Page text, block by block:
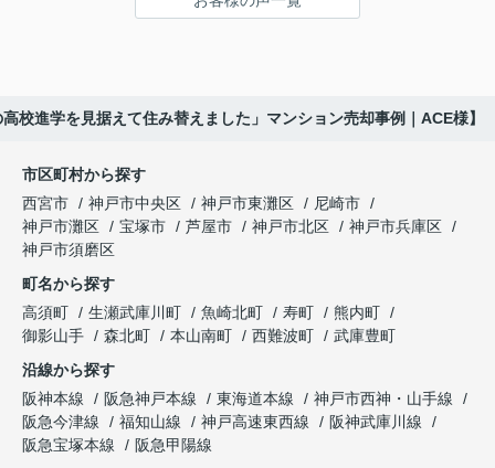
趣味を楽しむ時間が増えました。
これからの暮らしを前向きに考えられるようにな
り、住み替えを決断して本当に良かったと思ってい
ます。
「立地も良く、長期保有したい物件です。」
と話され、このビルを大切に運営してくださること
になりました。
長年守ってきた資産を安心して引き継ぐことがで
き、家族全員が納得できる売却となりました。
年月が経ち、子どもが高校進学を意識する年齢にな
「レ・ジェイド西宮北口」の査定だけでなく、新居
購入とのタイミングや資金計画についても丁寧に説
明してくださいました。
販売活動では、西宮北口駅へのアクセス、阪急西宮
ガーデンズ、教育施設、商業施設など、このエリア
した。
購入されたご家族は、
校進学を見据えて住み替えました」マンション売却事例｜ACE様】
市区町村から探す
西宮市
神戸市中央区 神戸市東灘区
尼崎市
神戸市灘区
宝塚市 芦屋市 神戸市北区
神戸市兵庫区
神戸市須磨区
町名から探す
高須町
生瀬武庫川町 魚崎北町 寿町
熊内町
御影山手
森北町 本山南町 西難波町
武庫豊町
沿線から探す
阪神本線
阪急神戸本線 東海道本線
神戸市西神・山手線
阪急今津線
福知山線 神戸高速東西線
阪神武庫川線
阪急宝塚本線
阪急甲陽線